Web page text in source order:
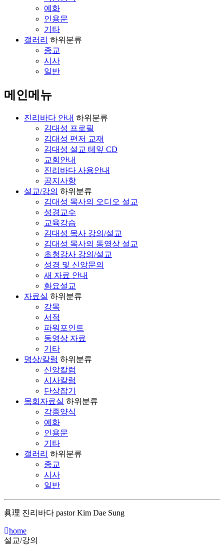
예화
인용문
기타
갤러리 하위분류
종교
시사
일반
메인메뉴
진리바다 안내 하위분류
김대성 프로필
김대성 편저 교재
김대성 설교 테잎 CD
교회안내
진리바다 사용안내
공지사항
설교/강의 하위분류
김대성 목사의 오디오 설교
성경교수
교육강습
김대성 목사 강의/설교
김대성 목사의 동영상 설교
초청강사 강의/설교
성경 및 신앙문의
새 자료 안내
화요설교
자료실 하위분류
강목
서적
파워포인트
동영상 자료
기타
명상/칼럼 하위분류
신앙칼럼
시사칼럼
단상잡기
목회자료실 하위분류
각종양식
예화
인용문
기타
갤러리 하위분류
종교
시사
일반
眞理 진리바다 pastor Kim Dae Sung
home
설교/강의